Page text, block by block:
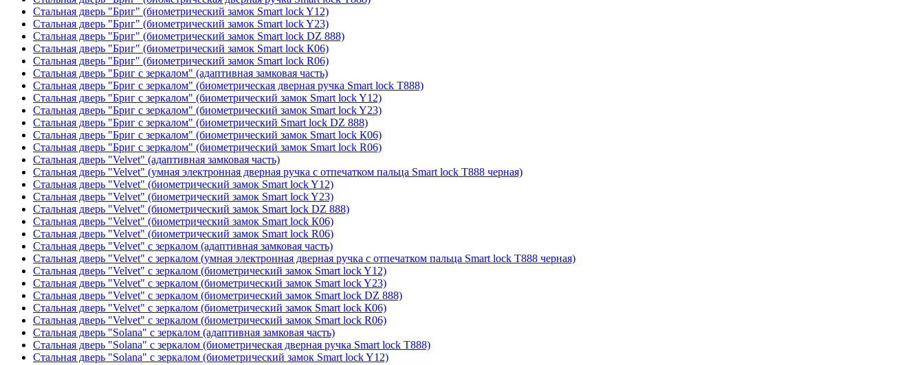
Стальная дверь "Бриг" (биометрический замок Smart lock Y12)
Стальная дверь "Бриг" (биометрический замок Smart lock Y23)
Стальная дверь "Бриг" (биометрический замок Smart lock DZ 888)
Стальная дверь "Бриг" (биометрический замок Smart lock К06)
Стальная дверь "Бриг" (биометрический замок Smart lock R06)
Стальная дверь "Бриг с зеркалом" (адаптивная замковая часть)
Стальная дверь "Бриг с зеркалом" (биометрическая дверная ручка Smart lock T888)
Стальная дверь "Бриг с зеркалом" (биометрический замок Smart lock Y12)
Стальная дверь "Бриг с зеркалом" (биометрический замок Smart lock Y23)
Стальная дверь "Бриг с зеркалом" (биометрический Smart lock DZ 888)
Стальная дверь "Бриг с зеркалом" (биометрический замок Smart lock К06)
Стальная дверь "Бриг с зеркалом" (биометрический замок Smart lock R06)
Стальная дверь "Velvet" (адаптивная замковая часть)
Стальная дверь "Velvet" (умная электронная дверная ручка с отпечатком пальца Smart lock T888 черная)
Стальная дверь "Velvet" (биометрический замок Smart lock Y12)
Стальная дверь "Velvet" (биометрический замок Smart lock Y23)
Стальная дверь "Velvet" (биометрический замок Smart lock DZ 888)
Стальная дверь "Velvet" (биометрический замок Smart lock К06)
Стальная дверь "Velvet" (биометрический замок Smart lock R06)
Стальная дверь "Velvet" с зеркалом (адаптивная замковая часть)
Стальная дверь "Velvet" с зеркалом (умная электронная дверная ручка с отпечатком пальца Smart lock T888 черная)
Стальная дверь "Velvet" с зеркалом (биометрический замок Smart lock Y12)
Стальная дверь "Velvet" с зеркалом (биометрический замок Smart lock Y23)
Стальная дверь "Velvet" с зеркалом (биометрический замок Smart lock DZ 888)
Стальная дверь "Velvet" с зеркалом (биометрический замок Smart lock К06)
Стальная дверь "Velvet" с зеркалом (биометрический замок Smart lock R06)
Стальная дверь "Solana" с зеркалом (адаптивная замковая часть)
Стальная дверь "Solana" с зеркалом (биометрическая дверная ручка Smart lock T888)
Стальная дверь "Solana" с зеркалом (биометрический замок Smart lock Y12)